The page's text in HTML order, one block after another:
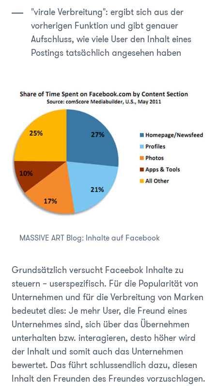
"virale Verbreitung": ergibt sich aus der
vorherigen Funktion und gibt genauer
Aufschluss, wie viele User den Inhalt eines
Postings tatsächlich angesehen haben
MASSIVE ART Blog: Inhalte auf Facebook
Grundsätzlich versucht Faceebok Inhalte zu
steuern – userspezifisch. Für die Popularität von
Unternehmen und für die Verbreitung von Marken
bedeutet dies: Je mehr User, die Freund eines
Unternehmes sind, sich über das Übernehmen
unterhalten bzw. interagieren, desto höher wird
der Inhalt und somit auch das Unternehmen
bewertet. Das führt schlussendlich dazu, diesen
Inhalt den Freunden des Freundes vorzuschlagen.